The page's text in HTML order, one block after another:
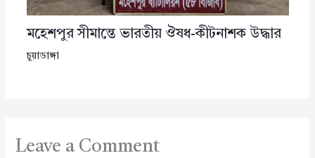
মহেশপুর সীমান্তে ভারতীয় ঔষধ-কীটনাশক উদ্ধার
চুয়াডাঙ্গা
Leave a Comment